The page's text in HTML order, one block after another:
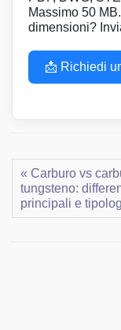
Massimo 50
dimensioni?
📩 Richiedi
« Carburo vs
tungsteno:
principali e